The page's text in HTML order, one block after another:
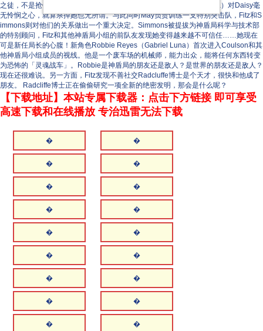
之徒，不是抢银行就是摧毁桥梁。新上任的神盾局局长（Jason O’Mara）对Daisy毫
无怜悯之心，就算杀掉她也无所谓。与此同时May负责训练一支特别突击队，Fitz和S
immons则对他们的关系做出一个重大决定。Simmons被提拔为神盾局科学与技术部
的特别顾问，Fitz和其他神盾局小组的前队友发现她变得越来越不可信任……她现在
可是新任局长的心腹！新角色Robbie Reyes（Gabriel Luna）首次进入Coulson和其
他神盾局小组成员的视线。他是一个废车场的机械师，能力出众，能将任何东西转变
为恐怖的「灵魂战车」。Robbie是神盾局的朋友还是敌人？是世界的朋友还是敌人？
现在还很难说。另一方面，Fitz发现不善社交Radcluffe博士是个天才，很快和他成了
朋友。 Radcliffe博士正在偷偷研究一项全新的绝密发明，那会是什么呢？
【下载地址】本站专属下载器：点击下方链接 即可享受
高速下载和在线播放 专治迅雷无法下载
� �
� �
� �
� �
� �
� �
� �
� �
� �